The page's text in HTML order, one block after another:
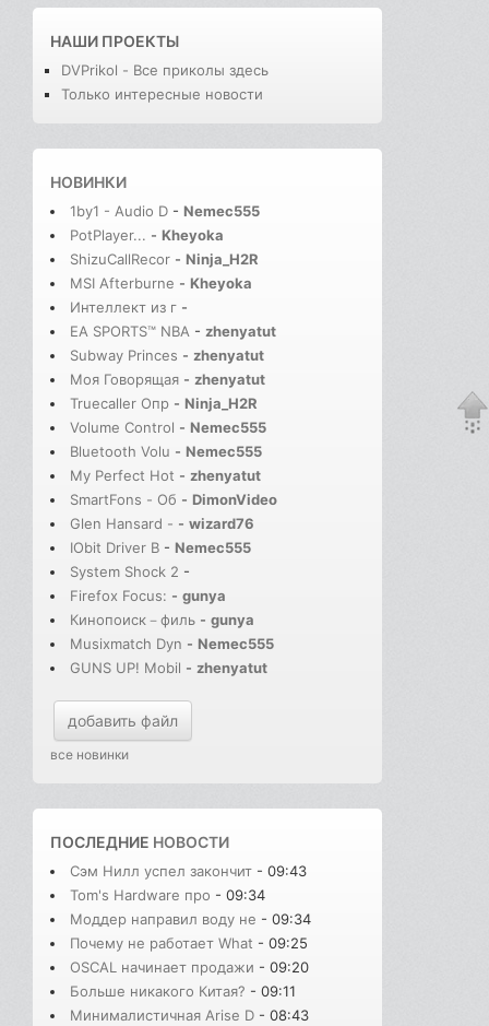
НАШИ ПРОЕКТЫ
DVPrikol - Все приколы здесь
Только интересные новости
НОВИНКИ
1by1 - Audio D - Nemec555
PotPlayer... - Kheyoka
ShizuCallRecor - Ninja_H2R
MSI Afterburne - Kheyoka
Интеллект из г -
EA SPORTS™ NBA - zhenyatut
Subway Princes - zhenyatut
Моя Говорящая - zhenyatut
Truecaller Опр - Ninja_H2R
Volume Control - Nemec555
Bluetooth Volu - Nemec555
My Perfect Hot - zhenyatut
SmartFons - Об - DimonVideo
Glen Hansard - - wizard76
IObit Driver B - Nemec555
System Shock 2 -
Firefox Focus: - gunya
Кинопоиск－филь - gunya
Musixmatch Dyn - Nemec555
GUNS UP! Mobil - zhenyatut
добавить файл
все новинки
ПОСЛЕДНИЕ НОВОСТИ
Сэм Нилл успел закончит - 09:43
Tom's Hardware про - 09:34
Моддер направил воду не - 09:34
Почему не работает What - 09:25
OSCAL начинает продажи - 09:20
Больше никакого Китая? - 09:11
Минималистичная Arise D - 08:43